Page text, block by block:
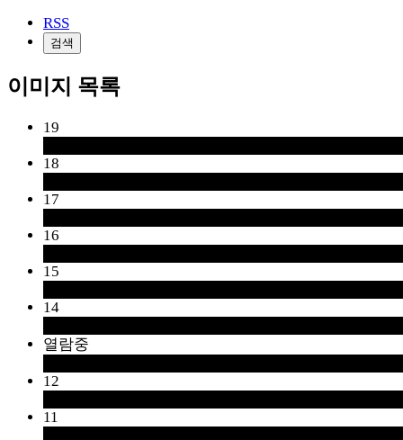
RSS
검색
이미지 목록
19
18
17
16
15
14
열람중
12
11